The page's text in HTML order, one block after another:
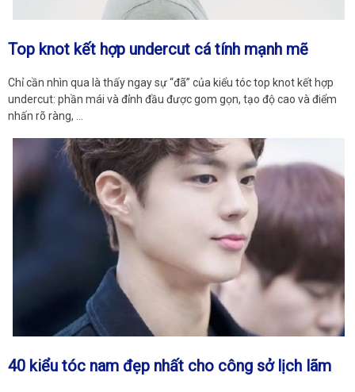
Top knot kết hợp undercut cá tính mạnh mẽ
Chỉ cần nhìn qua là thấy ngay sự “đã” của kiểu tóc top knot kết hợp
undercut: phần mái và đỉnh đầu được gom gọn, tạo độ cao và điểm
nhấn rõ ràng, …
40 kiểu tóc nam đẹp nhất cho công sở lịch lãm